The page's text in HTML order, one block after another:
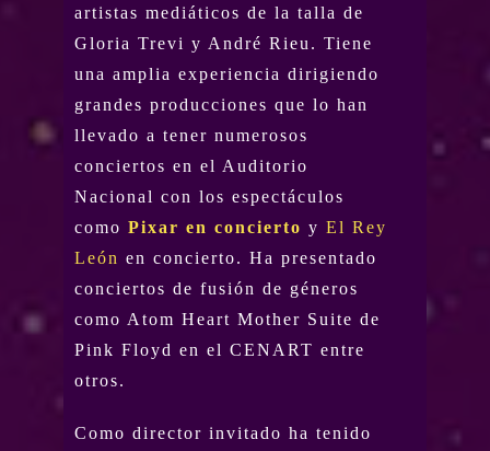
artistas mediáticos de la talla de
Gloria Trevi y André Rieu. Tiene
una amplia experiencia dirigiendo
grandes producciones que lo han
llevado a tener numerosos
conciertos en el Auditorio
Nacional con los espectáculos
comoPixar en concierto yEl Rey
León en concierto. Ha presentado
conciertos de fusión de géneros
como Atom Heart Mother Suite de
Pink Floyd en el CENART entre
otros.
Como director invitado ha tenido